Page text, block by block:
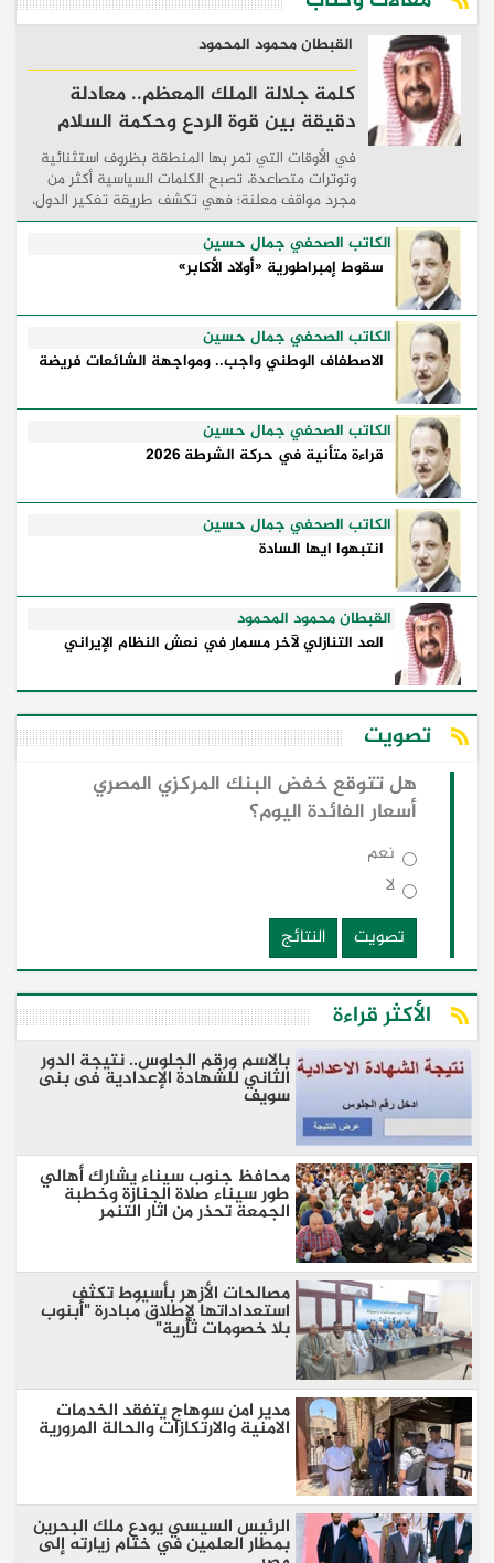
القبطان محمود المحمود
كلمة جلالة الملك المعظم.. معادلة
دقيقة بين قوة الردع وحكمة السلام
في الأوقات التي تمر بها المنطقة بظروف استثنائية
وتوترات متصاعدة، تصبح الكلمات السياسية أكثر من
مجرد مواقف معلنة؛ فهي تكشف طريقة تفكير الدول،
وكيفية إدارتها للأزمات، والحدود التي تفصل بين القوة
...
الكاتب الصحفي جمال حسين
سقوط إمبراطورية «أولاد الأكابر»
الكاتب الصحفي جمال حسين
الاصطفاف الوطني واجب.. ومواجهة الشائعات فريضة
الكاتب الصحفي جمال حسين
قراءة متأنية في حركة الشرطة 2026
الكاتب الصحفي جمال حسين
انتبهوا ايها السادة
القبطان محمود المحمود
العد التنازلي لآخر مسمار في نعش النظام الإيراني
تصويت
هل تتوقع خفض البنك المركزي المصري
أسعار الفائدة اليوم؟
نعم
لا
تصويت
النتائج
الأكثر قراءة
بالاسم ورقم الجلوس.. نتيجة الدور
الثاني للشهادة الإعدادية فى بنى
سويف
محافظ جنوب سيناء يشارك أهالي
طور سيناء صلاة الجنازة وخطبة
الجمعة تحذر من اثار التنمر
مصالحات الأزهر بأسيوط تكثف
استعداداتها لإطلاق مبادرة "أبنوب
بلا خصومات ثأرية"
مدير امن سوهاج يتفقد الخدمات
الامنية والارتكازات والحالة المرورية
الرئيس السيسي يودع ملك البحرين
بمطار العلمين في ختام زيارته إلى